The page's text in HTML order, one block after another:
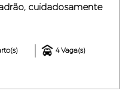
cuidadosamente
4 Vaga(s)